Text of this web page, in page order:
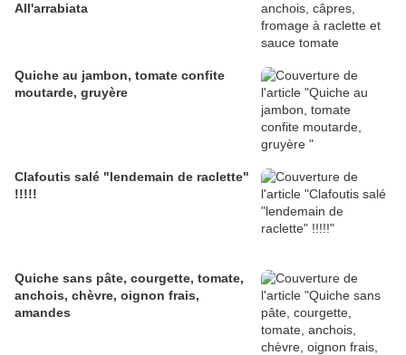
All'arrabiata
Quiche au jambon, tomate confite
moutarde, gruyère
Clafoutis salé "lendemain de raclette"
!!!!!
Quiche sans pâte, courgette, tomate,
anchois, chèvre, oignon frais,
amandes